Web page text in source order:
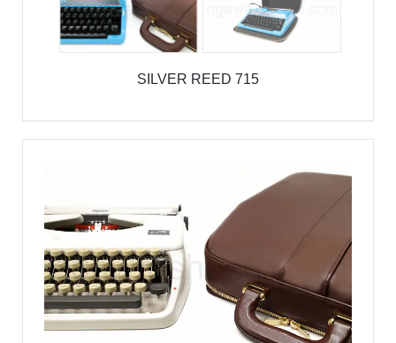
SILVER REED 715